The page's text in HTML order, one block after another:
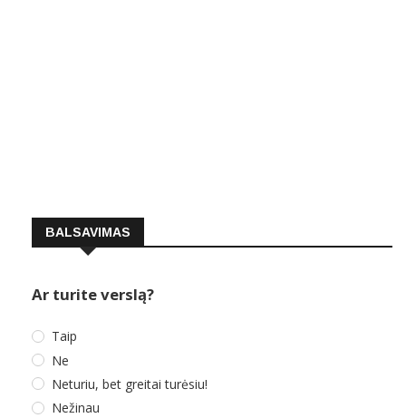
BALSAVIMAS
Ar turite verslą?
Taip
Ne
Neturiu, bet greitai turėsiu!
Nežinau